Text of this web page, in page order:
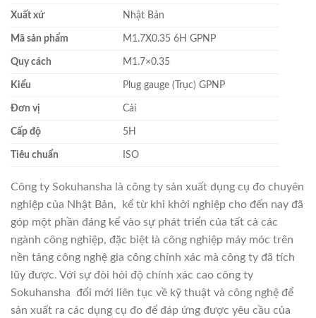
Xuất xứ Nhật Bản
Mã sản phẩm M1.7X0.35 6H GPNP
Quy cách M1.7×0.35
Kiểu Plug gauge (Trục) GPNP
Đơn vị Cái
Cấp độ 5H
Tiêu chuẩn ISO
Công ty Sokuhansha là công ty sản xuất dụng cụ đo chuyên
nghiệp của Nhật Bản, kể từ khi khởi nghiệp cho đến nay đã
góp một phần đáng kể vào sự phát triển của tất cả các
ngành công nghiệp, đặc biệt là công nghiệp máy móc trên
nền tảng công nghệ gia công chính xác mà công ty đã tích
lũy được. Với sự đòi hỏi độ chính xác cao công ty
Sokuhansha đổi mới liên tục về kỹ thuật và công nghệ để
sản xuất ra các dụng cụ đo để đáp ứng được yêu cầu của